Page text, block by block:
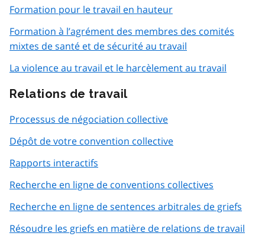
Formation pour le travail en hauteur
Formation à l’agrément des membres des comités
mixtes de santé et de sécurité au travail
La violence au travail et le harcèlement au travail
Relations de travail
Processus de négociation collective
Dépôt de votre convention collective
Rapports interactifs
Recherche en ligne de conventions collectives
Recherche en ligne de sentences arbitrales de griefs
Résoudre les griefs en matière de relations de travail